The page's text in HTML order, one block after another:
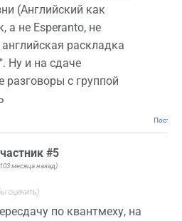
(Английский как
а не Esperanto, не
раскладка
Ну и на сдаче
разговоры с группой
#5
месяца назад)
оценить)
по квантмеху, на